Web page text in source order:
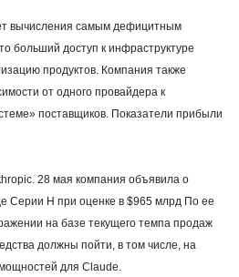
вычисления самым дефицитным
больший доступ к инфраструктуре
продуктов. Компания также
от одного провайдера к
поставщиков. Показатели прибыли
28 мая компания объявила о
Серии H при оценке в $965 млрд По ее
на базе текущего темпа продаж
должны пойти, в том числе, на
для Claude.